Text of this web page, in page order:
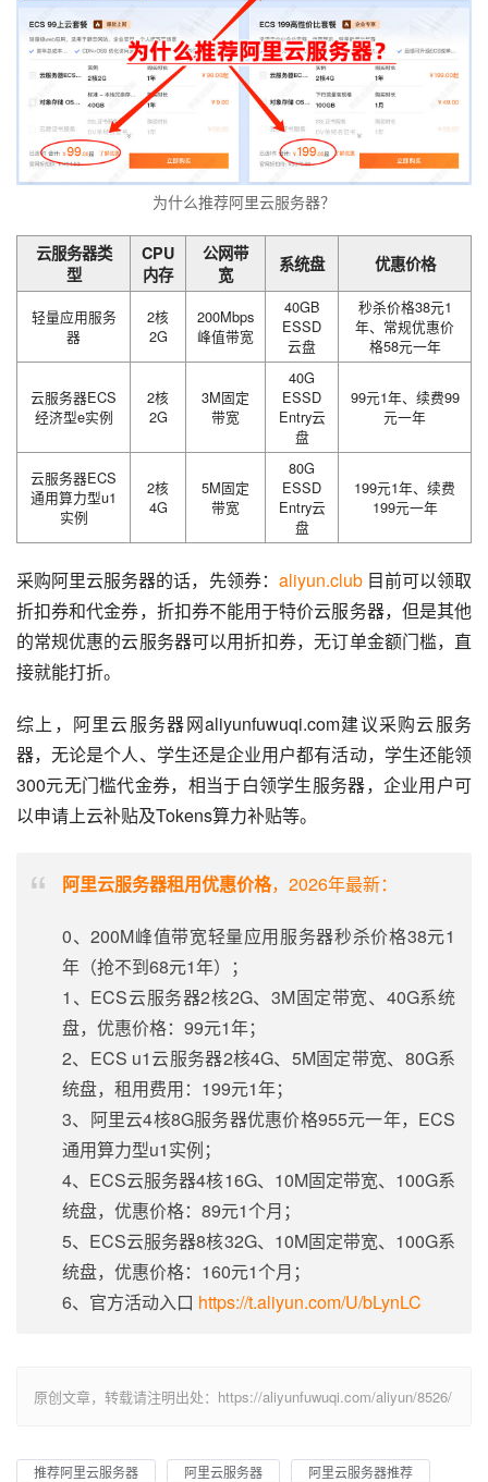
为什么推荐阿里云服务器？
云服务器类
型
CPU
内存
公网带
宽
系统盘 优惠价格
轻量应用服务
器
2核
2G
200Mbps
峰值带宽
40GB
ESSD
云盘
秒杀价格38元1
年、常规优惠价
格58元一年
云服务器ECS
经济型e实例
2核
2G
3M固定
带宽
40G
ESSD
Entry云
盘
99元1年、续费99
元一年
云服务器ECS
通用算力型u1
实例
2核
4G
5M固定
带宽
80G
ESSD
Entry云
盘
199元1年、续费
199元一年
采购阿里云服务器的话，先领券： aliyun.club 目前可以领取
折扣券和代金券，折扣券不能用于特价云服务器，但是其他
的常规优惠的云服务器可以用折扣券，无订单金额门槛，直
接就能打折。
综上，阿里云服务器网aliyunfuwuqi.com建议采购云服务
器，无论是个人、学生还是企业用户都有活动，学生还能领
300元无门槛代金券，相当于白领学生服务器，企业用户可
以申请上云补贴及Tokens算力补贴等。
阿里云服务器租用优惠价格，2026年最新：
0、200M峰值带宽轻量应用服务器秒杀价格38元1
年（抢不到68元1年）；
1、ECS云服务器2核2G、3M固定带宽、40G系统
盘，优惠价格：99元1年；
2、ECS u1云服务器2核4G、5M固定带宽、80G系
统盘，租用费用：199元1年；
3、阿里云4核8G服务器优惠价格955元一年，ECS
通用算力型u1实例；
4、ECS云服务器4核16G、10M固定带宽、100G系
统盘，优惠价格：89元1个月；
5、ECS云服务器8核32G、10M固定带宽、100G系
统盘，优惠价格：160元1个月；
6、官方活动入口 https://t.aliyun.com/U/bLynLC
原创文章，转载请注明出处：https://aliyunfuwuqi.com/aliyun/8526/
推荐阿里云服务器 阿里云服务器
阿里云服务器推荐